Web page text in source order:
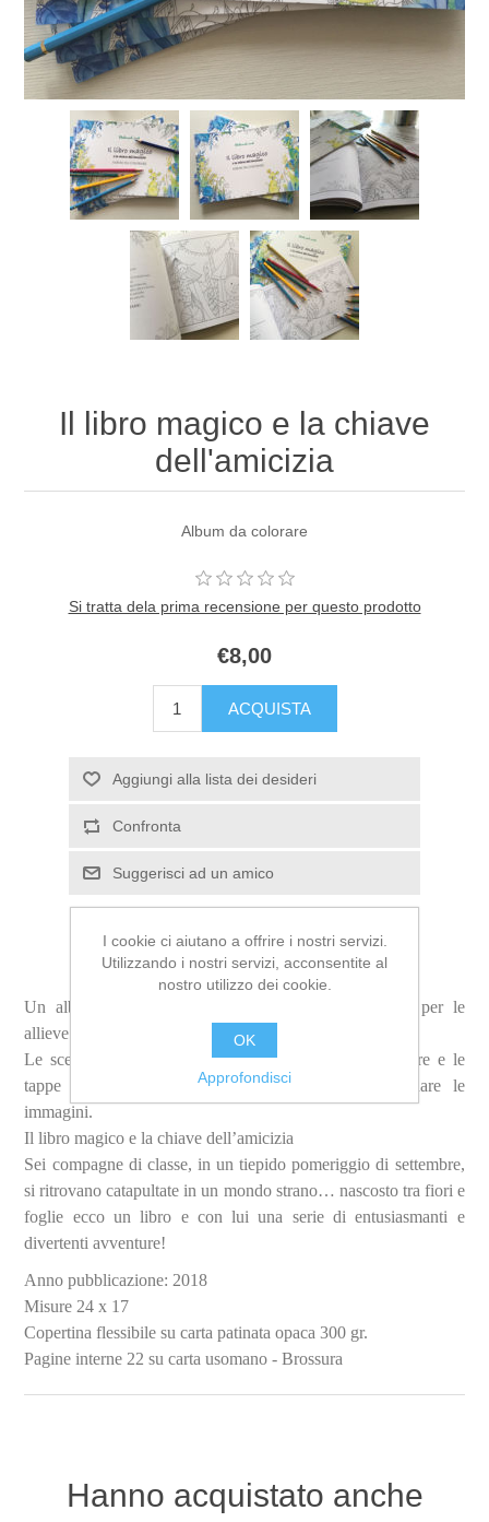
Il libro magico e la chiave
dell'amicizia
Album da colorare
Si tratta dela prima recensione per questo prodotto
€8,00
Un album da colorare ispirato allo spettacolo scritto per le
allieve del mio corso di teatro a.s. 2017/2018.
Le scenografie si sono trasformate in tavole da colorare e le
tappe della storia sono state riprese per accompagnare le
immagini.
Il libro magico e la chiave dell’amicizia
Sei compagne di classe, in un tiepido pomeriggio di settembre,
si ritrovano catapultate in un mondo strano… nascosto tra fiori e
foglie ecco un libro e con lui una serie di entusiasmanti e
divertenti avventure!
Anno pubblicazione: 2018
Misure 24 x 17
Copertina flessibile su carta patinata opaca 300 gr.
Pagine interne 22 su carta usomano - Brossura
Hanno acquistato anche
I cookie ci aiutano a offrire i nostri servizi.
Utilizzando i nostri servizi, acconsentite al
nostro utilizzo dei cookie.
OK
Approfondisci